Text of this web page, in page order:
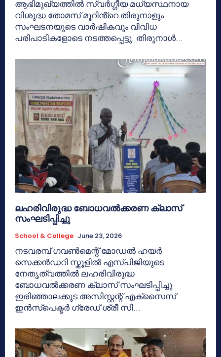
ആഭിമുഖ്യത്തിൽ സ്വർഗ്ഗീയ മധ്യസ്ഥനായ
വിശുദ്ധ തോമസ് മൂറിൻ്റെ തിരുനാളും
സംഘടനയുടെ വാർഷികവും വിവിധ
പരിപാടികളോടെ നടത്തപ്പെട്ടു. തിരുനാൾ...
ലഹരിവിരുദ്ധ ബോധവൽക്കരണ ക്ലാസ്
സംഘടിപ്പിച്ചു
School & College June 23, 2026
നടവരമ്പ് ഗവൺമെന്റ് മോഡൽ ഹയർ
സെക്കൻഡറി സ്കൂളിൽ എസ്പിജിയുടെ
നേതൃത്വത്തിൽ ലഹരിവിരുദ്ധ
ബോധവൽക്കരണ ക്ലാസ് സംഘടിപ്പിച്ചു
ഇരിഞ്ഞാലക്കുട അസിസ്റ്റന്റ് എക്സൈസ്
ഇൻസ്പെക്ടർ ഗ്രേഡ് ശ്രീ സി...